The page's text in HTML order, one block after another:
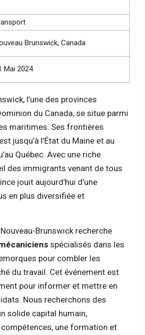
Brunswick, Canada
Mai 2024
l’une des provinces
du Canada, se situe parmi
maritimes. Ses frontières
jusqu’à l’État du Maine et au
Québec. Avec une riche
des immigrants venant de tous
jouit aujourd’hui d’une
en plus diversifiée et
Brunswick recherche
spécialisés dans les
pour combler les
du travail. Cet événement est
pour informer et mettre en
Nous recherchons des
solide capital humain,
une formation et